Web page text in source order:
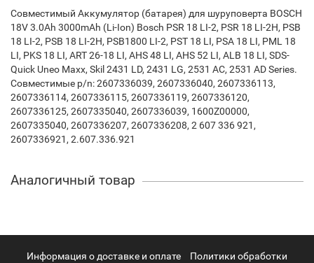
Совместимый Аккумулятор (батарея) для шуруповерта BOSCH
18V 3.0Ah 3000mAh (Li-Ion) Bosch PSR 18 LI-2, PSR 18 LI-2H, PSB
18 LI-2, PSB 18 LI-2H, PSB1800 LI-2, PST 18 LI, PSA 18 LI, PML 18
LI, PKS 18 LI, ART 26-18 LI, AHS 48 LI, AHS 52 LI, ALB 18 LI, SDS-
Quick Uneo Maxx, Skil 2431 LD, 2431 LG, 2531 AC, 2531 AD Series.
Совместимые p/n: 2607336039, 2607336040, 2607336113,
2607336114, 2607336115, 2607336119, 2607336120,
2607336125, 2607335040, 2607336039, 1600Z00000,
2607335040, 2607336207, 2607336208, 2 607 336 921,
2607336921, 2.607.336.921
Аналогичный товар
Информация о доставке и оплате Политики обработки